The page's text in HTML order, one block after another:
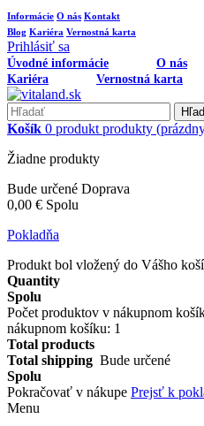
Informácie O nás Kontakt
Blog Kariéra Vernostná karta
Prihlásiť sa
Úvodné informácie O nás
Kariéra
Vernostná karta
Košík 0 produkt produkty
Žiadne produkty
Bude určené Doprava
0,00 € Spolu
Pokladňa
Produkt bol vložený do Vášho
Quantity
Spolu
Počet produktov v nákupnom
nákupnom košíku: 1
Total products
Total shipping Bude určené
Spolu
Pokračovať v nákupe Prejsť k
Menu